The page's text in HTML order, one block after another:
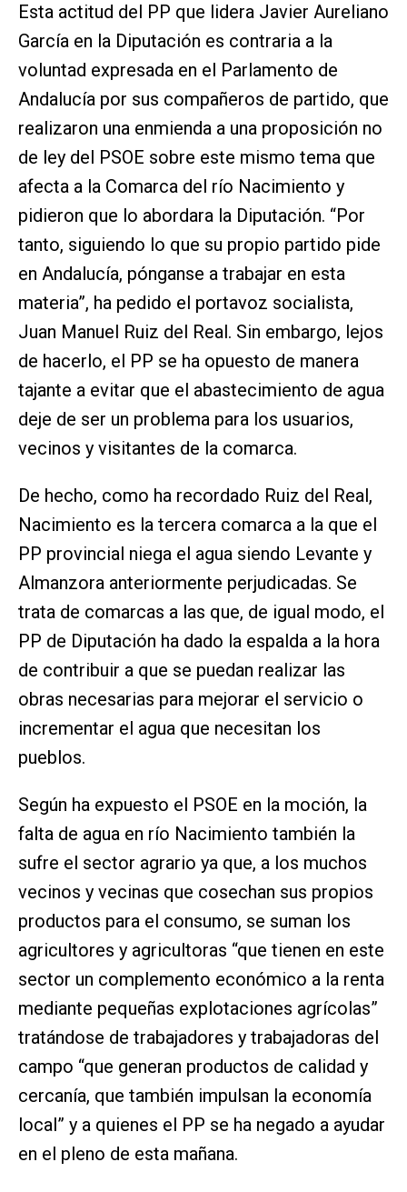
Esta actitud del PP que lidera Javier Aureliano
García en la Diputación es contraria a la
voluntad expresada en el Parlamento de
Andalucía por sus compañeros de partido, que
realizaron una enmienda a una proposición no
de ley del PSOE sobre este mismo tema que
afecta a la Comarca del río Nacimiento y
pidieron que lo abordara la Diputación. “Por
tanto, siguiendo lo que su propio partido pide
en Andalucía, pónganse a trabajar en esta
materia”, ha pedido el portavoz socialista,
Juan Manuel Ruiz del Real. Sin embargo, lejos
de hacerlo, el PP se ha opuesto de manera
tajante a evitar que el abastecimiento de agua
deje de ser un problema para los usuarios,
vecinos y visitantes de la comarca.
De hecho, como ha recordado Ruiz del Real,
Nacimiento es la tercera comarca a la que el
PP provincial niega el agua siendo Levante y
Almanzora anteriormente perjudicadas. Se
trata de comarcas a las que, de igual modo, el
PP de Diputación ha dado la espalda a la hora
de contribuir a que se puedan realizar las
obras necesarias para mejorar el servicio o
incrementar el agua que necesitan los
pueblos.
Según ha expuesto el PSOE en la moción, la
falta de agua en río Nacimiento también la
sufre el sector agrario ya que, a los muchos
vecinos y vecinas que cosechan sus propios
productos para el consumo, se suman los
agricultores y agricultoras “que tienen en este
sector un complemento económico a la renta
mediante pequeñas explotaciones agrícolas”
tratándose de trabajadores y trabajadoras del
campo “que generan productos de calidad y
cercanía, que también impulsan la economía
local” y a quienes el PP se ha negado a ayudar
en el pleno de esta mañana.